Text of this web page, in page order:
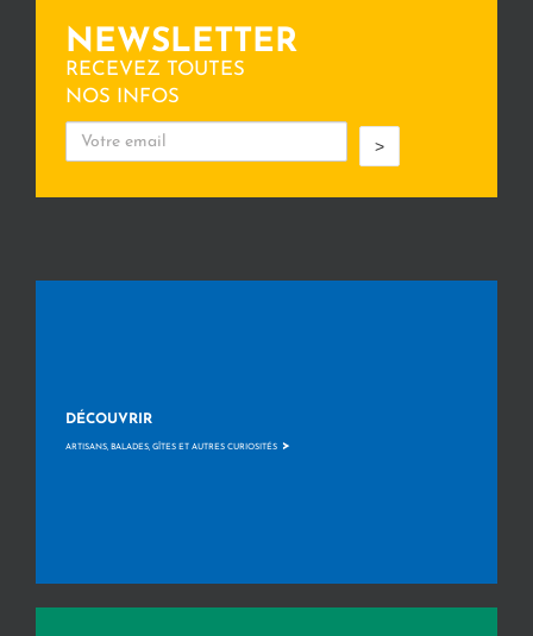
NEWSLETTER
RECEVEZ TOUTES
NOS INFOS
>
DÉCOUVRIR
ARTISANS, BALADES, GÎTES ET AUTRES CURIOSITÉS >